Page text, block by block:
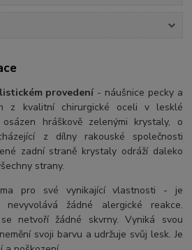
provedení - náušnice pecky a
z kvalitní chirurgické oceli v lesklé
hráškově zelenými krystaly, o
z dílny rakouské společnosti
zadní straně krystaly odráží daleko
strany.
pro své vynikající vlastnosti - je
žádné alergické reakce.
netvoří žádné skvrny. Vyniká svou
svoji barvu a udržuje svůj lesk. Je